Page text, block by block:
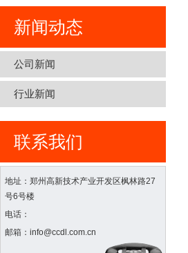
新闻动态
公司新闻
行业新闻
联系我们
地址：郑州高新技术产业开发区枫林路27
号6号楼
电话：
邮箱：info@ccdl.com.cn